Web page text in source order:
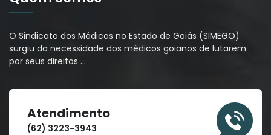
O Sindicato dos Médicos no Estado de Goiás (SIMEGO)
surgiu da necessidade dos médicos goianos de lutarem
por seus direitos …
Atendimento
(62) 3223-3943